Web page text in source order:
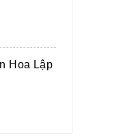
Hoa Lập